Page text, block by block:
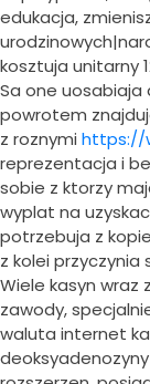
edukacja,
kosztuja unitarny
Sa one uosabiaja
powrotem
z roznymi https://
reprezentacja i
sobie z ktorzy
wyplat na
potrzebuja z
z kolei przyczynia
Wiele kasyn wraz
zawody,
waluta internet